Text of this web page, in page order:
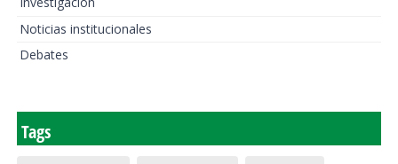
Noticias institucionales
Debates
Tags